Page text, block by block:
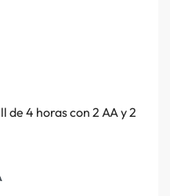
4 horas con 2 AA y 2